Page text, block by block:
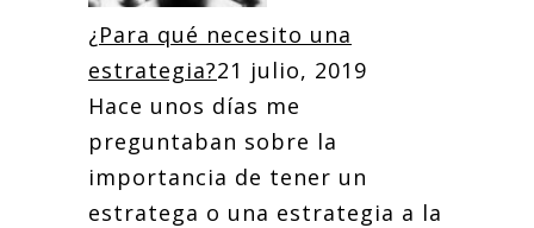
¿Para qué necesito una
estrategia?21 julio, 2019
Hace unos días me
preguntaban sobre la
importancia de tener un
estratega o una estrategia a la